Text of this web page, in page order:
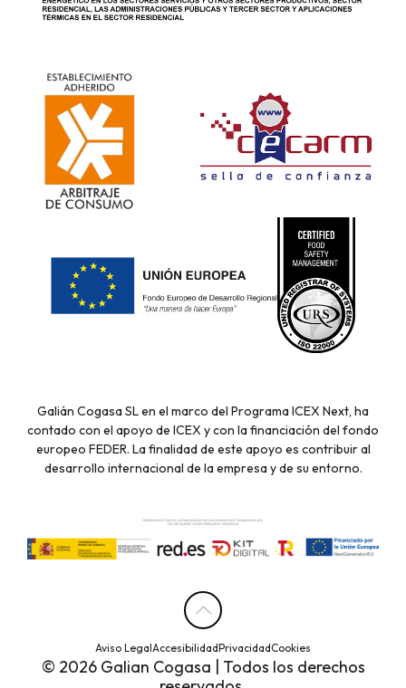
Galián Cogasa SL en el marco del Programa ICEX Next, ha
contado con el apoyo de ICEX y con la financiación del fondo
europeo FEDER. La finalidad de este apoyo es contribuir al
desarrollo internacional de la empresa y de su entorno.
Aviso LegalAccesibilidadPrivacidadCookies
© 2026 Galian Cogasa | Todos los derechos